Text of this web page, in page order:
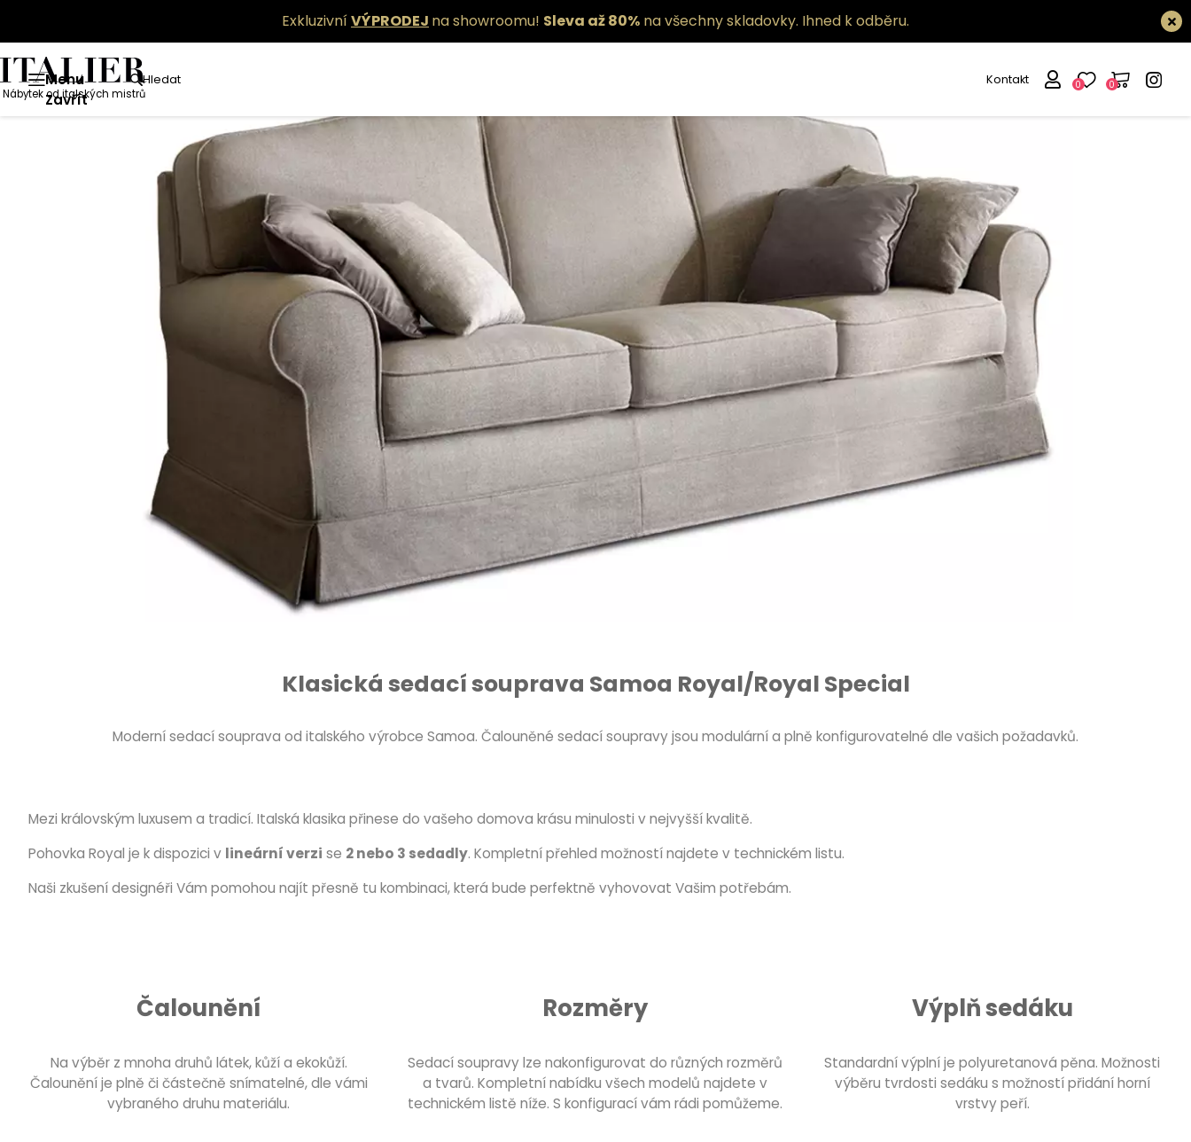
ExkluzivníVÝPRODEJ na showroomu! Sleva až 80% na všechny skladovky. Ihned k odběru.
Menu
Zavřít
Hledat
Nábytek od italských mistrů
Kontakt 0 0
Klasická sedací souprava Samoa Royal/Royal Special
Moderní sedací souprava od italského výrobce Samoa. Čalouněné sedací soupravy jsou modulární a plně konfigurovatelné dle vašich požadavků.
Mezi královským luxusem a tradicí. Italská klasika přinese do vašeho domova krásu minulosti v nejvyšší kvalitě.
Pohovka Royal je k dispozici v lineární verzi se 2 nebo 3 sedadly. Kompletní přehled možností najdete v technickém listu.
Naši zkušení designéři Vám pomohou najít přesně tu kombinaci, která bude perfektně vyhovovat Vašim potřebám.
Čalounění
Na výběr z mnoha druhů látek, kůží a ekokůží.
Čalounění je plně či částečně snímatelné, dle vámi
vybraného druhu materiálu.
Rozměry
Sedací soupravy lze nakonfigurovat do různých rozměrů
a tvarů. Kompletní nabídku všech modelů najdete v
technickém listě níže. S konfigurací vám rádi pomůžeme.
Výplň sedáku
Standardní výplní je polyuretanová pěna. Možnosti
výběru tvrdosti sedáku s možností přidání horní
vrstvy peří.